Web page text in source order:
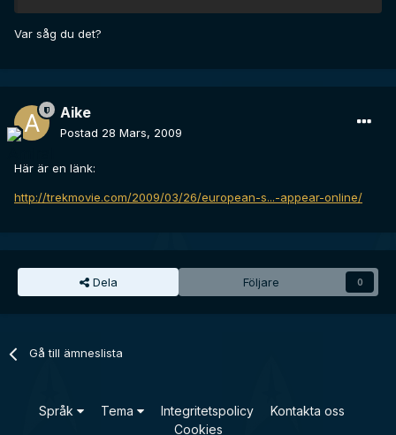
Var såg du det?
Aike
Postad 28 Mars, 2009
Här är en länk:
http://trekmovie.com/2009/03/26/european-s...-appear-online/
Dela Följare 0
Gå till ämneslista
Språk Tema Integritetspolicy
Kontakta oss
Cookies